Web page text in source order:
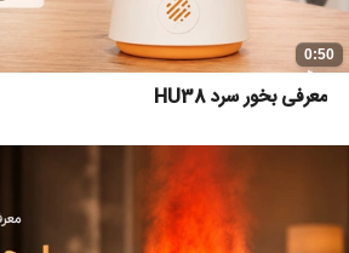
0:50
معرفی بخور سرد HU38